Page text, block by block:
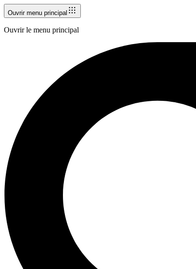
Ouvrir menu principal
Ouvrir le menu principal